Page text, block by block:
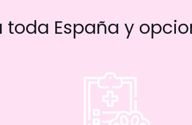
España y